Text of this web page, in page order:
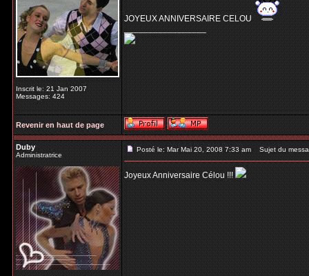
Inscrit le: 21 Jan 2007
Messages: 424
JOYEUX ANNIVERSAIRE CELOU
_________________
Revenir en haut de page
Duby
Administratrice
Posté le: Mar Mai 20, 2008 7:33 am Sujet du
Joyeux Anniversaire Célou !!!